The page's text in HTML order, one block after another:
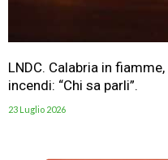
LNDC. Calabria in
incendi: “Chi sa parli”.
23 Luglio 2026